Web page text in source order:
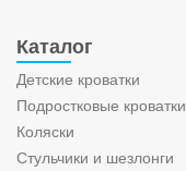
Каталог
Детские кроватки
Подростковые кроватки
Коляски
Стульчики и шезлонги